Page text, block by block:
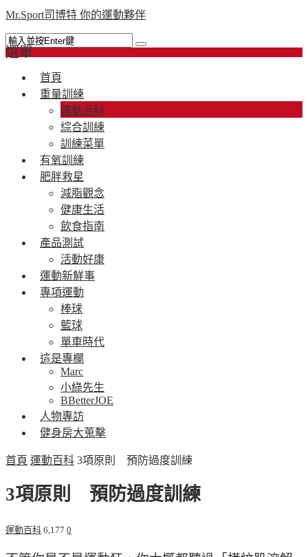
Mr.Sport司博特 你的運動夥伴
選單
首頁
重量訓練
運動百科
綜合訓練
訓練菜單
有氧訓練
肥胖救星
減脂觀念
健康生活
飲食指南
產品測試
活動好康
運動新鮮事
專項運動
棒球
籃球
單車時代
這是專欄
Marc
小綠先生
BBetterJOE
人物專訪
健身房大蒐擊
首頁 運動百科 3項原則 預防過度訓練
3項原則 預防過度訓練
運動百科 6,177 0